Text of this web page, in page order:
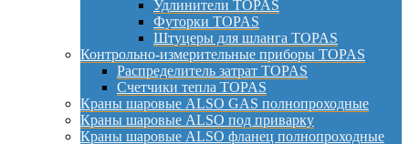
Удлинители TOPAS
Футорки TOPAS
Штуцеры для шланга TOPAS
Контрольно-измерительные приборы TOPAS
Распределитель затрат TOPAS
Счетчики тепла TOPAS
Краны шаровые ALSO GAS полнопроходные
Краны шаровые ALSO под приварку
Краны шаровые ALSO фланец полнопроходные